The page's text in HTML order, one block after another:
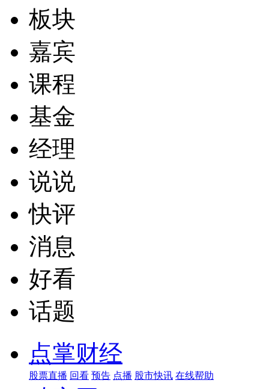
板块
嘉宾
课程
基金
经理
说说
快评
消息
好看
话题
点掌财经
股票直播 回看 预告 点播 股市快讯 在线帮助